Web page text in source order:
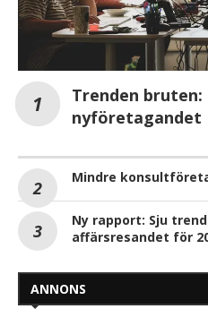
Trenden
nyföretagandet
Mindre
Ny rapport: Sju
affärsresandet för
ANNONS